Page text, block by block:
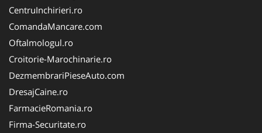
CentruInchirieri.ro
ComandaMancare.com
Oftalmologul.ro
Croitorie-Marochinarie.ro
DezmembrariPieseAuto.com
DresajCaine.ro
FarmacieRomania.ro
Firma-Securitate.ro